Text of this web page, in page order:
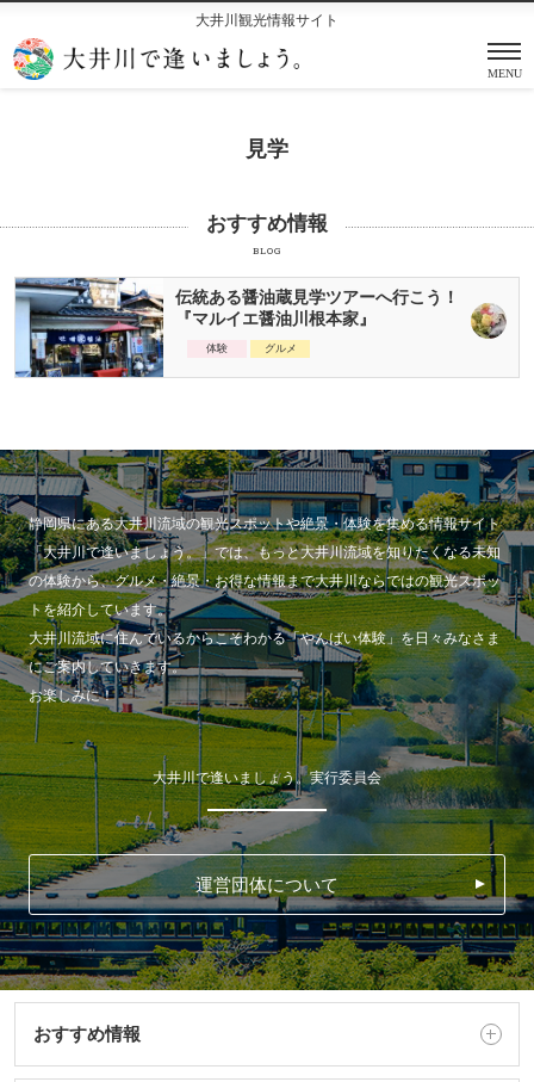
大井川観光情報サイト
MENU
見学
おすすめ情報
BLOG
伝統ある醤油蔵見学ツアーへ行こう！
『マルイエ醤油川根本家』
体験 グルメ
静岡県にある大井川流域の観光スポットや絶景・体験を集める情報サイト
「大井川で逢いましょう。」では、もっと大井川流域を知りたくなる未知
の体験から、グルメ・絶景・お得な情報まで大井川ならではの観光スポッ
トを紹介しています。
大井川流域に住んでいるからこそわかる「やんばい体験」を日々みなさま
にご案内していきます。
お楽しみに！
大井川で逢いましょう。実行委員会
運営団体について
おすすめ情報